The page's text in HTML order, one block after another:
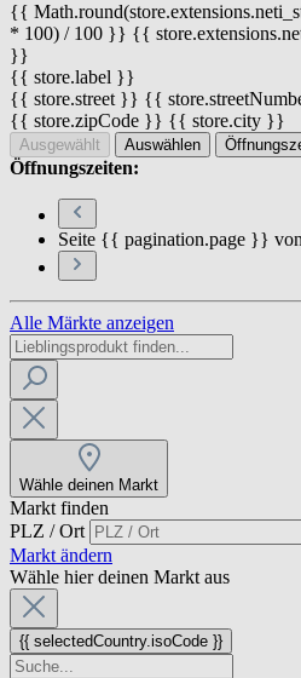
{{
* 100) / 100 }} {{
}}
{{ store.label }}
{{ store.street }} {{
{{ store.zipCode }} {{ store.city }}
Ausgewählt Auswählen
Öffnungszeiten:
Seite {{ pagination.page }}
Alle Märkte anzeigen
Wähle deinen Markt
Markt finden
PLZ / Ort
Markt ändern
Wähle hier deinen Markt aus
{{ selectedCountry.isoCode }}